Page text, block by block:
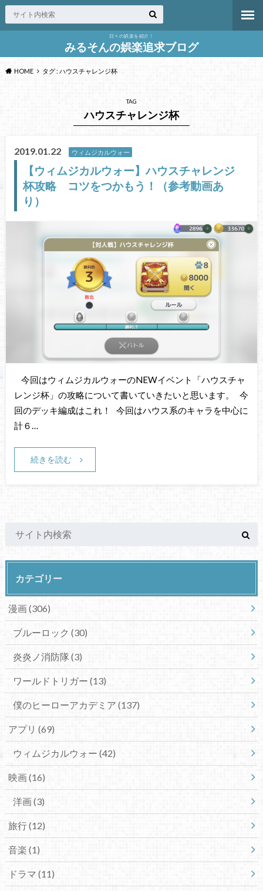
日々の娯楽を紹介！
みるそんの娯楽追求ブログ
HOME タグ : ハウスチャレンジ杯
TAG
ハウスチャレンジ杯
2019.01.22 ウィムジカルウォー
【ウィムジカルウォー】ハウスチャレンジ
杯攻略 コツをつかもう！（参考動画あ
り）
今回はウィムジカルウォーのNEWイベント「ハウスチャ
レンジ杯」の攻略について書いていきたいと思います。 今
回のデッキ編成はこれ！ 今回はハウス系のキャラを中心に
計６…
続きを読む
カテゴリー
漫画(306)
ブルーロック (30)
炎炎ノ消防隊(3)
ワールドトリガー (13)
僕のヒーローアカデミア (137)
アプリ (69)
ウィムジカルウォー (42)
映画(16)
洋画(3)
旅行(12)
音楽 (1)
ドラマ (11)